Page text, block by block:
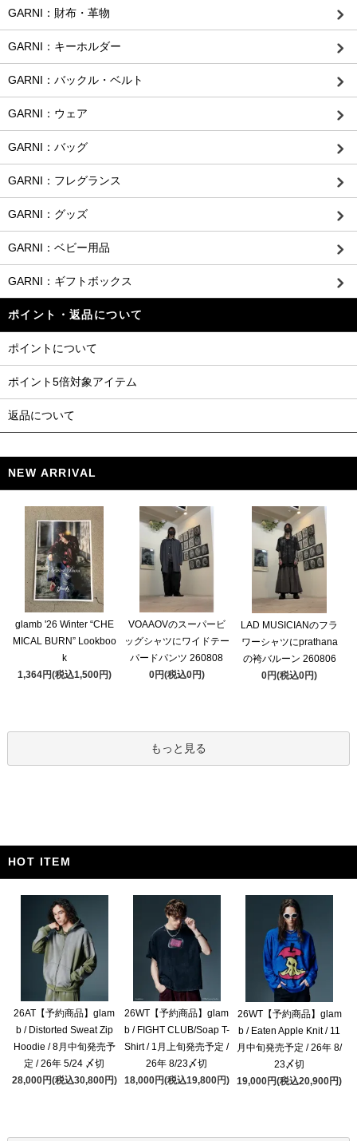
GARNI：財布・革物
GARNI：キーホルダー
GARNI：バックル・ベルト
GARNI：ウェア
GARNI：バッグ
GARNI：フレグランス
GARNI：グッズ
GARNI：ベビー用品
GARNI：ギフトボックス
ポイント・返品について
ポイントについて
ポイント5倍対象アイテム
返品について
NEW ARRIVAL
glamb '26 Winter “CHE
MICAL BURN” Lookboo
k
1,364円(税込1,500円)
VOAAOVのスーパービ
ッグシャツにワイドテー
パードパンツ 260808
0円(税込0円)
LAD MUSICIANのフラ
ワーシャツにprathana
の袴バルーン 260806
0円(税込0円)
もっと見る
HOT ITEM
26AT【予約商品】glam
b / Distorted Sweat Zip
Hoodie / 8月中旬発売予
定 / 26年 5/24 〆切
28,000円(税込30,800円)
26WT【予約商品】glam
b / FIGHT CLUB/Soap T-
Shirt / 1月上旬発売予定 /
26年 8/23〆切
18,000円(税込19,800円)
26WT【予約商品】glam
b / Eaten Apple Knit / 11
月中旬発売予定 / 26年 8/
23〆切
19,000円(税込20,900円)